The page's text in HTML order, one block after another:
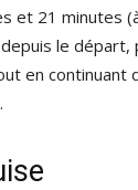
et 21 minutes
le départ,
en continuant